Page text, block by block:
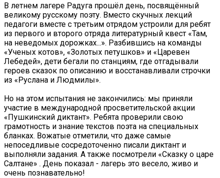
В летнем лагере Радуга прошёл день, посвящённый
великому русскому поэту. Вместо скучных лекций
педагоги вместе с третьим отрядом устроили для ребят
из первого и второго отряда литературный квест «Там,
на неведомых дорожках...». Разбившись на команды
«Ученых котов», «Золотых петушков» и «Царевен
Лебедей», дети бегали по станциям, где отгадывали
героев сказок по описанию и восстанавливали строчки
из «Руслана и Людмилы».
Но на этом испытания не закончились: мы приняли
участие в международной просветительской акции
«Пушкинский диктант». Ребята проверили свою
грамотность и знание текстов поэта на специальных
бланках. Вожатые отметили, что даже самые
непоседливые сосредоточенно писали диктант и
выполняли задания. А также посмотрели «Сказку о царе
Салтане» . День показал - лагерь это весело, живо и
очень познавательно!